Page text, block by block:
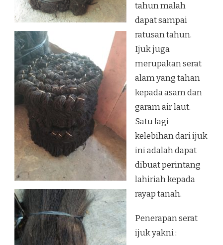
tahun malah
dapat sampai
ratusan tahun.
Ijuk juga
merupakan serat
alam yang tahan
kepada asam dan
garam air laut.
Satu lagi
kelebihan dari ijuk
ini adalah dapat
dibuat perintang
lahiriah kepada
rayap tanah.
Penerapan serat
ijuk yakni :